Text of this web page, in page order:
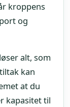
kroppens
og
alt, som
kan
at du
kapasitet til